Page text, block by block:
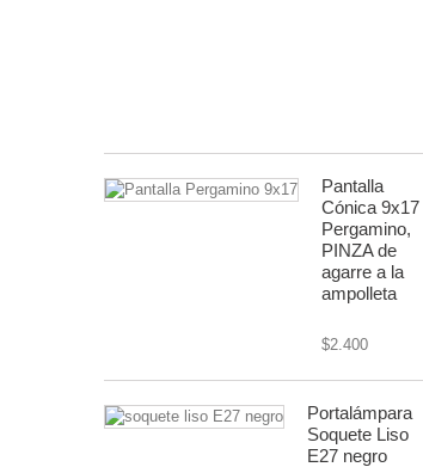
Pantalla
Cónica 9x17
Pergamino,
PINZA de
agarre a la
ampolleta
$2.400
Portalámpara
Soquete Liso
E27 negro